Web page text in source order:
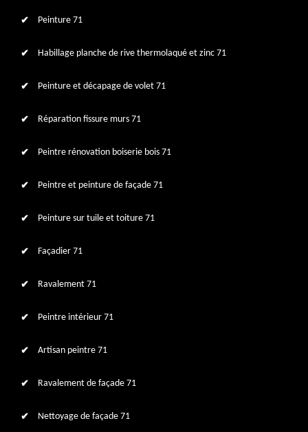
Peinture 71
Habillage planche de rive thermolaqué et zinc 71
Peinture et décapage de volet 71
Réparation fissure murs 71
Peintre rénovation boiserie bois 71
Peintre et peinture de façade 71
Peinture sur tuile et toiture 71
Façadier 71
Ravalement 71
Peintre intérieur 71
Artisan peintre 71
Ravalement de façade 71
Nettoyage de façade 71